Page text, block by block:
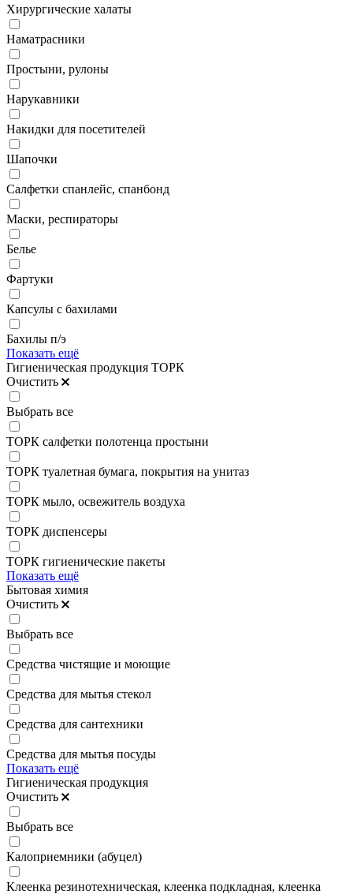
Хирургические халаты
Наматрасники
Простыни, рулоны
Нарукавники
Накидки для посетителей
Шапочки
Салфетки спанлейс, спанбонд
Маски, респираторы
Белье
Фартуки
Капсулы с бахилами
Бахилы п/э
Показать ещё
Гигиеническая продукция ТОРК
Очистить
Выбрать все
ТОРК салфетки полотенца простыни
ТОРК туалетная бумага, покрытия на унитаз
ТОРК мыло, освежитель воздуха
ТОРК диспенсеры
ТОРК гигиенические пакеты
Показать ещё
Бытовая химия
Очистить
Выбрать все
Средства чистящие и моющие
Средства для мытья стекол
Средства для сантехники
Средства для мытья посуды
Показать ещё
Гигиеническая продукция
Очистить
Выбрать все
Калоприемники (абуцел)
Клеенка резинотехническая, клеенка подкладная, клеенка